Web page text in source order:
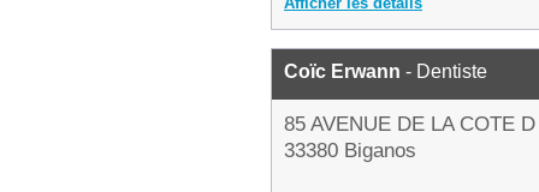
Coïc Erwann - Dentiste
85 AVENUE DE LA COTE
33380 Biganos